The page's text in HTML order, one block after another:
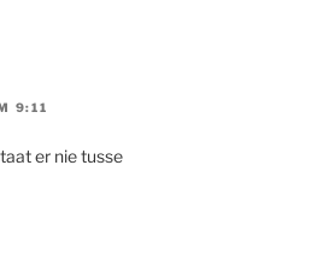
9:11
er nie tusse